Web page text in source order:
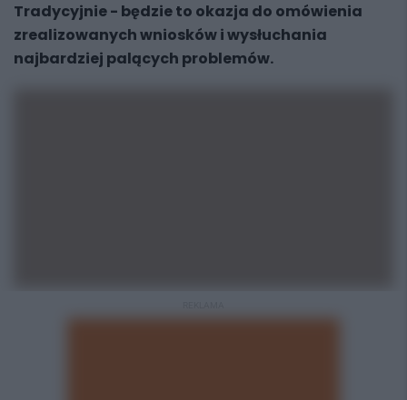
Tradycyjnie - będzie to okazja do omówienia
zrealizowanych wniosków i wysłuchania
najbardziej palących problemów.